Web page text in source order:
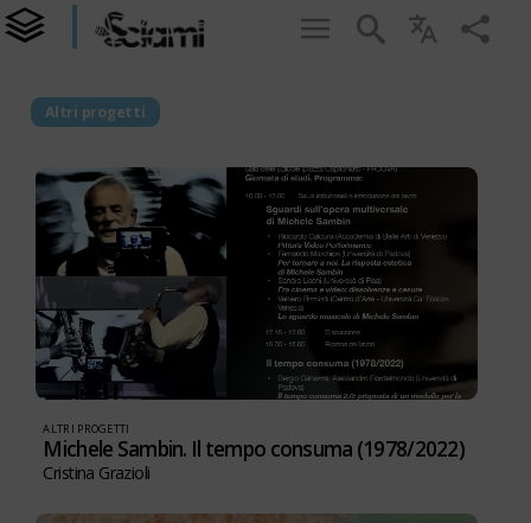
Altri progetti
ALTRI PROGETTI
Michele Sambin. Il tempo consuma (1978/2022)
Cristina Grazioli